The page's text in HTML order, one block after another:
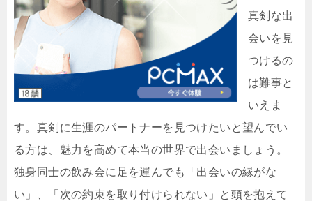
真剣な出
会いを見
つけるの
は難事と
いえま
す。真剣に生涯のパートナーを見つけたいと望んでい
る方は、魅力を高めて本当の世界で出会いましょう。
独身同士の飲み会に足を運んでも「出会いの縁がな
い」、「次の約束を取り付けられない」と頭を抱えて